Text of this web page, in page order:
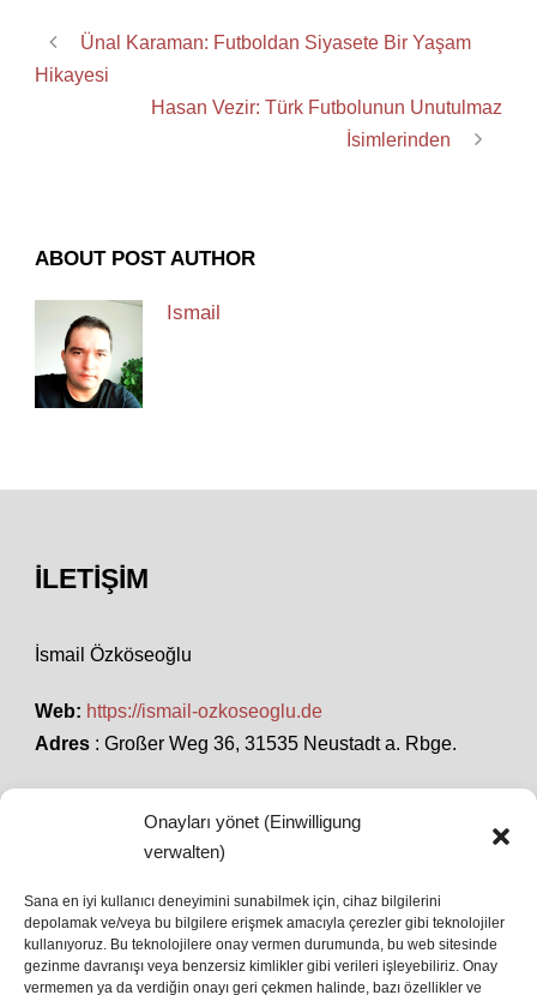
Onayları yönet (Einwilligung
verwalten)
Sana en iyi kullanıcı deneyimini sunabilmek için, cihaz bilgilerini
depolamak ve/veya bu bilgilere erişmek amacıyla çerezler gibi teknolojiler
kullanıyoruz. Bu teknolojilere onay vermen durumunda, bu web sitesinde
gezinme davranışı veya benzersiz kimlikler gibi verileri işleyebiliriz. Onay
vermemen ya da verdiğin onayı geri çekmen halinde, bazı özellikler ve
Ünal Karaman: Futboldan Siyasete Bir Yaşam
Hikayesi
Hasan Vezir: Türk Futbolunun Unutulmaz
İsimlerinden
ABOUT POST AUTHOR
Ismail
İLETIŞIM
İsmail Özköseoğlu
Web: https://ismail-ozkoseoglu.de
Adres : Großer Weg 36, 31535 Neustadt a. Rbge.
SON HABERLER
İstanbul’da Avrupa Ligi Finali: Freiburg ve Aston
Villa Boğaz’da Tarih Yazmaya Hazırlanıyor
08 May 2026